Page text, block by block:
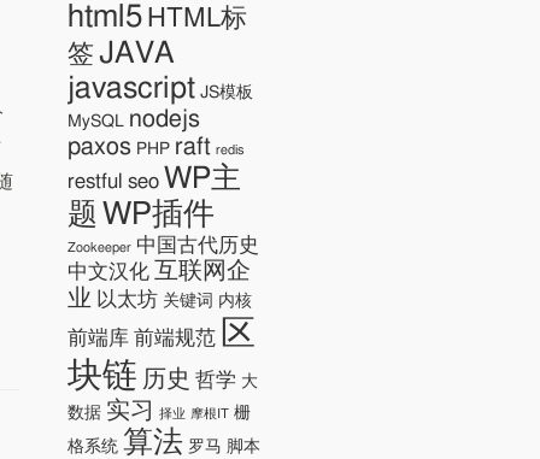
html5 HTML标
签 JAVA
javascript JS模板
MySQL nodejs
paxos PHP raft redis
restful seo WP主
题 WP插件
Zookeeper 中国古代历史
中文汉化 互联网企
业 以太坊 关键词 内核
前端库 前端规范 区
块链 历史 哲学 大
数据 实习 择业 摩根IT 栅
格系统 算法 罗马 脚本